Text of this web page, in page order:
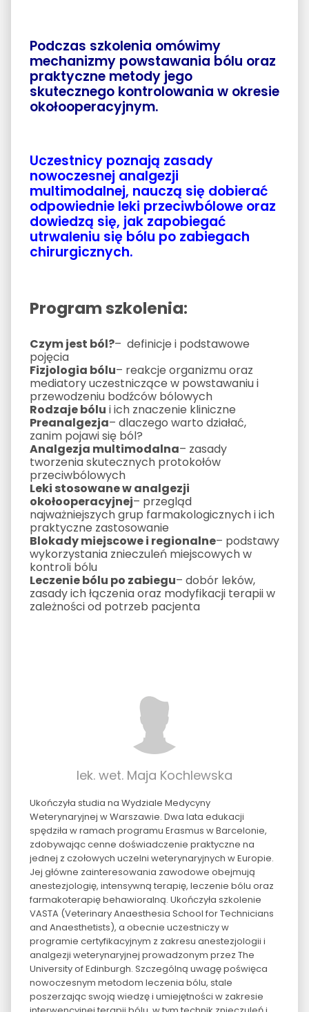
Podczas szkolenia omówimy
mechanizmy powstawania bólu oraz
praktyczne metody jego
skutecznego kontrolowania w okresie
okołooperacyjnym.
Uczestnicy poznają zasady
nowoczesnej analgezji
multimodalnej, nauczą się dobierać
odpowiednie leki przeciwbólowe oraz
dowiedzą się, jak zapobiegać
utrwaleniu się bólu po zabiegach
chirurgicznych.
Program szkolenia:
Czym jest ból?– definicje i podstawowe
pojęcia
Fizjologia bólu– reakcje organizmu oraz
mediatory uczestniczące w powstawaniu i
przewodzeniu bodźców bólowych
Rodzaje bólu i ich znaczenie kliniczne
Preanalgezja– dlaczego warto działać,
zanim pojawi się ból?
Analgezja multimodalna– zasady
tworzenia skutecznych protokołów
przeciwbólowych
Leki stosowane w analgezji
okołooperacyjnej– przegląd
najważniejszych grup farmakologicznych i ich
praktyczne zastosowanie
Blokady miejscowe i regionalne– podstawy
wykorzystania znieczuleń miejscowych w
kontroli bólu
Leczenie bólu po zabiegu– dobór leków,
zasady ich łączenia oraz modyfikacji terapii w
zależności od potrzeb pacjenta
lek. wet. Maja Kochlewska
Ukończyła studia na Wydziale Medycyny
Weterynaryjnej w Warszawie. Dwa lata edukacji
spędziła w ramach programu Erasmus w Barcelonie,
zdobywając cenne doświadczenie praktyczne na
jednej z czołowych uczelni weterynaryjnych w Europie.
Jej główne zainteresowania zawodowe obejmują
anestezjologię, intensywną terapię, leczenie bólu oraz
farmakoterapię behawioralną. Ukończyła szkolenie
VASTA (Veterinary Anaesthesia School for Technicians
and Anaesthetists), a obecnie uczestniczy w
programie certyfikacyjnym z zakresu anestezjologii i
analgezji weterynaryjnej prowadzonym przez The
University of Edinburgh. Szczególną uwagę poświęca
nowoczesnym metodom leczenia bólu, stale
poszerzając swoją wiedzę i umiejętności w zakresie